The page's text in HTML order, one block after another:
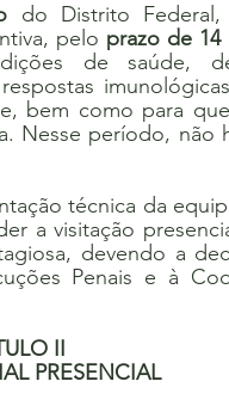
do Distrito
pelo prazo de 14
de saúde,
bem como para
Nesse período, não
técnica da
a visitação
devendo a
Penais e à
II
PRESENCIAL